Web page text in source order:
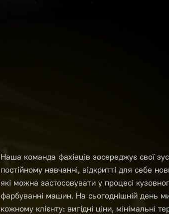
Наша команда фахівців зосереджує свої
постійному навчанні, відкритті для себе
які можна застосовувати у процесі
фарбуванні машин. На сьогоднішній день
кожному клієнту: вигідні ціни, мінімальні